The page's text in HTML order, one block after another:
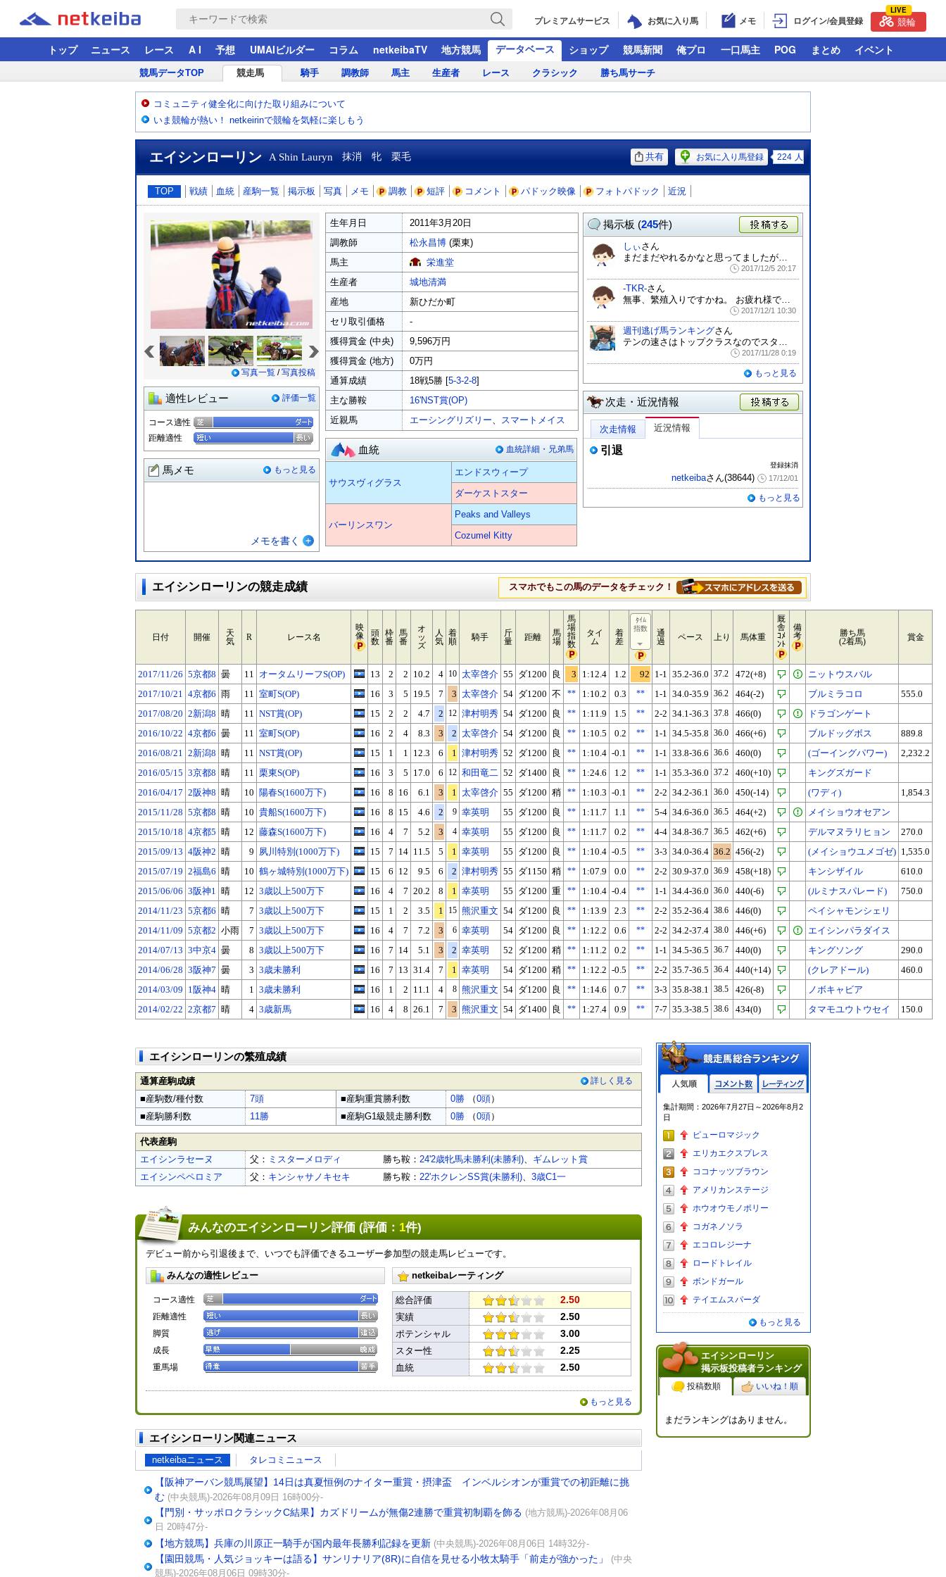
プレミアムサービス お気に入り馬 メモ ログイン/会員登録
LIVE
競輪
トップ ニュース レース A I 予想 UMAIビルダー コラム netkeibaTV 地方競馬 データベース ショップ 競馬新聞 俺プロ 一口馬主 POG まとめ イベント
競馬データTOP 競走馬 騎手 調教師 馬主 生産者 レース クラシック 勝ち馬サーチ
コミュニティ健全化に向けた取り組みについて
いま競輪が熱い！ netkeirinで競輪を気軽に楽しもう
エイシンローリン A Shin Lauryn 抹消 牝 栗毛 共有 お気に入り馬登録 224 人
X Facebook LINE URLをコピー
TOP 戦績 血統 産駒一覧 掲示板 写真 メモ 調教 短評 コメント パドック映像 フォトパドック 近況
写真一覧 /写真投稿
適性レビュー 評価一覧
コース適性
距離適性
馬メモ もっと見る
メモを書く
生年月日
2011年3月20日
調教師
松永昌博 (栗東)
馬主
栄進堂
生産者
城地清満
産地
新ひだか町
セリ取引価格
-
獲得賞金 (中央)
9,596万円
獲得賞金 (地方)
0万円
通算成績
18戦5勝 [5-3-2-8]
主な勝鞍
16'NST賞(OP)
近親馬
エーシングリズリー、 スマートメイス
血統 血統詳細・兄弟馬
サウスヴィグラス
エンドスウィープ
ダーケストスター
バーリンスワン
Peaks and Valleys
Cozumel Kitty
掲示板 (245件)
投稿する
しぃさん
まだまだやれるかなと思ってましたが引退な...
2017/12/5 20:17
-TKR-さん
無事、繁殖入りですかね。 お疲れ様でした...
2017/12/1 10:30
週刊逃げ馬ランキングさん
テンの速さはトップクラスなのでスタートさ...
2017/11/28 0:19
もっと見る
次走・近況情報
次走情報 近況情報
引退
登録抹消
netkeibaさん(38644) 17/12/01
もっと見る
エイシンローリンの競走成績 スマホでもこの馬のデータをチェック！
日付 開催
天
気
R レース名
映
像
頭
数
枠
番
馬
番
オ
ッ
ズ
人
気
着
順
騎手
斤
量
距離
馬
場
馬
場
指
数
タイ
ム
着
差
ﾀｲﾑ
指数
通
過
ペース 上り 馬体重
厩
舎
ｺﾒ
ﾝﾄ
備
考
勝ち馬
(2着馬)
賞金
2017/11/26 5京都8 曇 11 オータムリーフS(OP) 13 2 2 10.2 4 10 太宰啓介 55 ダ1200 良 3 1:12.4 1.2 92 1-1 35.2-36.0 37.2 472(+8)
ニットウスバル
2017/10/21 4京都6 雨 11 室町S(OP) 16 3 5 19.5 7 3 太宰啓介 54 ダ1200 不 ** 1:10.2 0.3 ** 1-1 34.0-35.9 36.2 464(-2) ブルミラコロ
555.0
2017/08/20 2新潟8 晴 11 NST賞(OP) 15 2 2 4.7 2 12 津村明秀 54 ダ1200 良 ** 1:11.9 1.5 ** 2-2 34.1-36.3 37.8 466(0)
ドラゴンゲート
2016/10/22 4京都6 曇 11 室町S(OP) 16 2 4 8.3 3 2 太宰啓介 54 ダ1200 良 ** 1:10.5 0.2 ** 1-1 34.5-35.8 36.0 466(+6) ブルドッグボス
889.8
2016/08/21 2新潟8 晴 11 NST賞(OP) 15 1 1 12.3 6 1 津村明秀 52 ダ1200 良 ** 1:10.4 -0.1 ** 1-1 33.8-36.6 36.6 460(0) (ゴーイングパワー)
2,232.2
2016/05/15 3京都8 晴 11 栗東S(OP) 16 3 5 17.0 6 12 和田竜二 52 ダ1400 良 ** 1:24.6 1.2 ** 1-1 35.3-36.0 37.2 460(+10)
キングズガード
2016/04/17 2阪神8 晴 10 陽春S(1600万下) 16 8 16 6.1 3 1 太宰啓介 55 ダ1200 稍 ** 1:10.3 -0.1 ** 2-2 34.2-36.1 36.0 450(-14) (ワディ)
1,854.3
2015/11/28 5京都8 晴 10 貴船S(1600万下) 16 8 15 4.6 2 9 幸英明 55 ダ1200 良 ** 1:11.7 1.1 ** 5-4 34.6-36.0 36.5 464(+2)
メイショウオセアン
2015/10/18 4京都5 晴 12 藤森S(1600万下) 16 4 7 5.2 3 4 幸英明 55 ダ1200 良 ** 1:11.7 0.2 ** 4-4 34.8-36.7 36.5 462(+6) デルマヌラリヒョン
270.0
2015/09/13 4阪神2 晴 9 夙川特別(1000万下) 15 7 14 11.5 5 1 幸英明 55 ダ1200 良 ** 1:10.4 -0.5 ** 3-3 34.0-36.4 36.2 456(-2) (メイショウユメゴゼ) 1,535.0
2015/07/19 2福島6 晴 10 鶴ヶ城特別(1000万下) 15 6 12 9.5 6 2 津村明秀 55 ダ1150 稍 ** 1:07.9 0.0 ** 2-2 30.9-37.0 36.9 458(+18) キンシザイル
610.0
2015/06/06 3阪神1 晴 12 3歳以上500万下 16 4 7 20.2 8 1 幸英明 55 ダ1200 重 ** 1:10.4 -0.4 ** 1-1 34.4-36.0 36.0 440(-6) (ルミナスパレード)
750.0
2014/11/23 5京都6 晴 7 3歳以上500万下 15 1 2 3.5 1 15 熊沢重文 54 ダ1200 良 ** 1:13.9 2.3 ** 2-2 35.2-36.4 38.6 446(0)
ペイシャモンシェリ
2014/11/09 5京都2 小雨 7 3歳以上500万下 16 4 7 7.2 3 6 幸英明 54 ダ1200 良 ** 1:12.2 0.6 ** 2-2 34.2-37.4 38.0 446(+6)
エイシンパラダイス
2014/07/13 3中京4 曇 8 3歳以上500万下 16 7 14 5.1 3 2 幸英明 52 ダ1200 稍 ** 1:11.2 0.2 ** 1-1 34.5-36.5 36.7 440(0) キングソング
290.0
2014/06/28 3阪神7 曇 3 3歳未勝利 16 7 13 31.4 7 1 幸英明 54 ダ1200 稍 ** 1:12.2 -0.5 ** 2-2 35.7-36.5 36.4 440(+14) (クレアドール)
460.0
2014/03/09 1阪神4 晴 1 3歳未勝利 16 1 2 11.1 4 8 熊沢重文 54 ダ1200 良 ** 1:14.6 0.7 ** 3-3 35.8-38.1 38.5 426(-8)
ノボキャビア
2014/02/22 2京都7 晴 4 3歳新馬 16 4 8 26.1 7 3 熊沢重文 54 ダ1400 良 ** 1:27.4 0.9 ** 7-7 35.3-38.5 38.6 434(0) タマモユウトウセイ 150.0
エイシンローリンの繁殖成績
通算産駒成績 詳しく見る
■産駒数/種付数 7頭 ■産駒重賞勝利数 0勝 （0頭）
■産駒勝利数
11勝 ■産駒G1級競走勝利数 0勝 （0頭）
代表産駒
エイシンラセーヌ
父： ミスターメロディ 勝ち鞍： 24'2歳牝馬未勝利(未勝利)、 ギムレット賞
エイシンペペロミア
父： キンシャサノキセキ 勝ち鞍： 22'ホクレンSS賞(未勝利)、 3歳C1一
みんなのエイシンローリン評価 (評価： 1件)
デビュー前から引退後まで、いつでも評価できるユーザー参加型の競走馬レビューです。
みんなの適性レビュー
コース適性
距離適性
脚質
成長
重馬場
netkeibaレーティング
総合評価 2.50
実績 2.50
ポテンシャル 3.00
スター性 2.25
血統 2.50
もっと見る
エイシンローリン関連ニュース
netkeibaニュース タレコミニュース
【阪神アーバン競馬展望】14日は真夏恒例のナイター重賞・摂津盃 インベルシオンが重賞での初距離に挑
む (中央競馬)-2026年08月09日 16時00分-
【門別・サッポロクラシックC結果】カズドリームが無傷2連勝で重賞初制覇を飾る (地方競馬)-2026年08月06
日 20時47分-
【地方競馬】兵庫の川原正一騎手が国内最年長勝利記録を更新 (中央競馬)-2026年08月06日 14時32分-
【園田競馬・人気ジョッキーは語る】サンリナリア(8R)に自信を見せる小牧太騎手「前走が強かった」 (中央
競馬)-2026年08月06日 09時30分-
グ
集計期間：2026年7月27日～2026年8月2
日
ピューロマジック
エリカエクスプレス
ココナッツブラウン
アメリカンステージ
ホウオウモノポリー
コガネノソラ
エコロレジーナ
ロードトレイル
ボンドガール
テイエムスパーダ
もっと見る
エイシンローリン
掲示板投稿者ランキング
投稿数順 いいね！順
まだランキングはありません。